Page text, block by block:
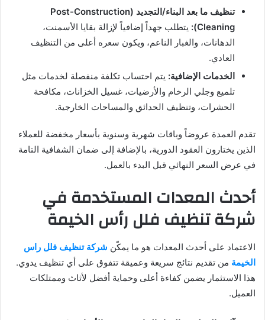
تنظيف ما بعد البناء/التجديد (Post-Construction
Cleaning):
يتطلب جهداً إضافياً لإزالة بقايا الأسمنت،
الدهانات، والغبار الناعم، ويكون سعره أعلى من التنظيف
العادي.
الخدمات الإضافية: يتم احتساب تكلفة منفصلة لخدمات مثل
تلميع وجلي الرخام والأرضيات، غسيل الخزانات، مكافحة
الحشرات، وتنظيف الحدائق والمساحات الخارجية.
تقدم العمدة عروضاً وباقات شهرية وسنوية بأسعار مخفضة للعملاء
الذين يختارون العقود الدورية، بالإضافة إلى ضمان الشفافية التامة
في عرض السعر النهائي قبل البدء بالعمل.
أحدث المعدات المستخدمة في
شركة تنظيف فلل رأس الخيمة
الاعتماد على أحدث المعدات هو ما يمكّن شركة تنظيف فلل راس
الخيمة من تقديم نتائج سريعة وعميقة تتفوق على أي تنظيف يدوي.
هذا الاستثمار يضمن كفاءة أعلى وحماية أفضل لأثاث وممتلكات
العميل.